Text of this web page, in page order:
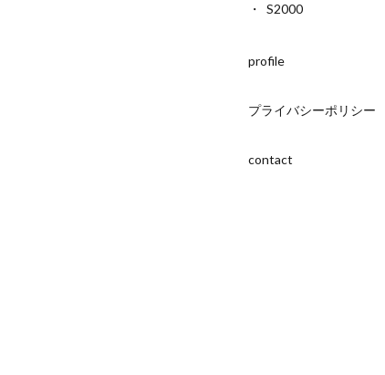
S2000
profile
プライバシーポリシー
contact